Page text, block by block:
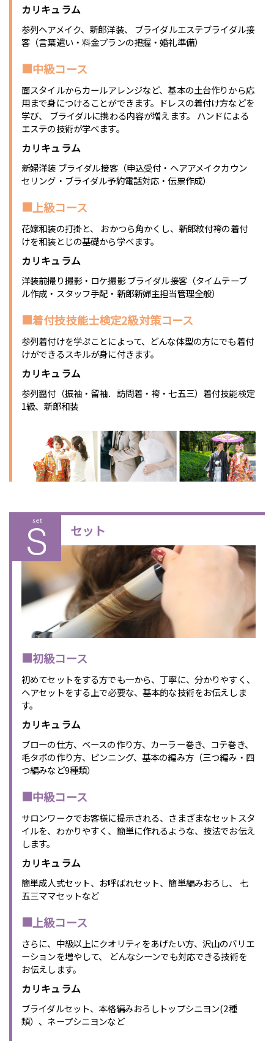
カリキュラム
参列ヘアメイク、新郎洋装、 ブライダルエステブライダル接
客（言葉遣い・料金プランの把握・婚礼準備）
■中級コース
面スタイルからカールアレンジなど、基本の土台作りから応
用まで身につけることができます。ドレスの着付け方などを
学び、 ブライダルに携わる内容が増えます。 ハンドによる
エステの技術が学べます。
カリキュラム
新婦洋装 ブライダル接客（申込受付・ヘアアメイクカウン
セリング・ブライダル予約電話対応・伝票作成）
■上級コース
花嫁和装の打掛と、 おかつら角かくし、新郎紋付袴の着付
けを和装とじの基礎から学べます。
カリキュラム
洋装前撮り撮影・ロケ撮影 ブライダル接客（タイムテーブ
ル作成・スタッフ手配・新郎新婦主担当管理全般）
■着付技技能士検定2級対策コース
参列着付けを学ぷことによって、どんな体型の方にでも着付
けができるスキルが身に付きます。
カリキュラム
参列醤付（振袖・留袖．訪問着・袴・七五三）着付技能検定
1級、新郎和装
セット
■初級コース
初めてセットをする方でも一から、丁寧に、分かりやすく、
ヘアセットをする上で必要な、基本的な技術をお伝えしま
す。
カリキュラム
ブローの仕方、ベースの作り方、カーラー巻き、コテ巻き、
毛タボの作り方、ピンニング、基本の編み方（三つ編み・四
つ編みなど9種類）
■中級コース
サロンワークでお客様に提示される、さまざまなセットスタ
イルを、わかりやすく、簡単に作れるような、技法でお伝え
します。
カリキュラム
簡単成人式セット、お呼ばれセット、簡単編みおろし、 七
五三ママセットなど
■上級コース
さらに、中級以上にクオリティをあげたい方、沢山のバリエ
ーションを増やして、 どんなシーンでも対応できる技術を
お伝えします。
カリキュラム
ブライダルセット、本格編みおろしトップシニヨン(2種
類）、ネープシニヨンなど